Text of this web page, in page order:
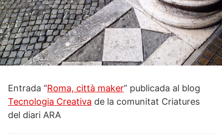
Entrada “Roma, città maker” publicada al blog
Tecnologia Creativa de la comunitat Criatures
del diari ARA